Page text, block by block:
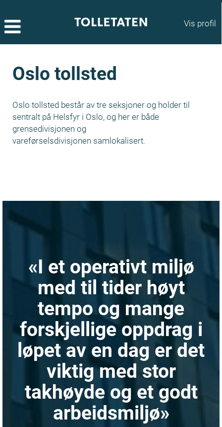
Vis profil
Oslo tollsted
Oslo tollsted består av tre seksjoner og holder til
sentralt på Helsfyr i Oslo, og her er både
grensedivisjonen og
vareførselsdivisjonen samlokalisert.
«I et operativt miljø
med til tider høyt
tempo og mange
forskjellige oppdrag i
løpet av en dag er det
viktig med stor
takhøyde og et godt
arbeidsmiljø»